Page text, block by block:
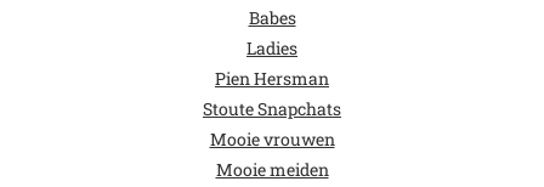
Babes
Ladies
Pien Hersman
Stoute Snapchats
Mooie vrouwen
Mooie meiden